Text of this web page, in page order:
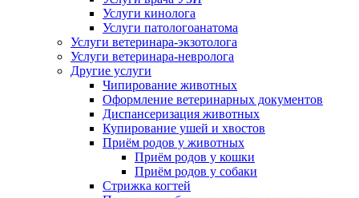
Услуги кинолога
Услуги патологоанатома
Услуги ветеринара-экзотолога
Услуги ветеринара-невролога
Другие услуги
Чипирование животных
Оформление ветеринарных документов
Диспансеризация животных
Купирование ушей и хвостов
Приём родов у животных
Приём родов у кошки
Приём родов у собаки
Стрижка когтей